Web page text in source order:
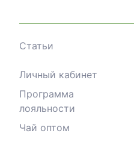
Статьи
Личный кабинет
Программа
лояльности
Чай оптом